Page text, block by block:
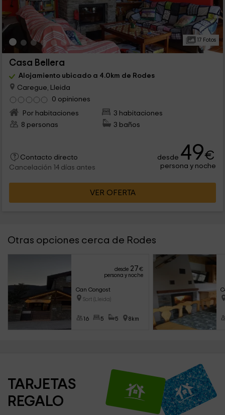
17 Fotos
Casa Bellera
Alojamiento ubicado a 4.0km de Rodes
Caregue, Lleida
0 opiniones
Por habitaciones
3 habitaciones
8 personas
3 baños
Contacto directo
Cancelación 14 días antes
desde 49€
persona y noche
VER OFERTA
Otras opciones cerca de Rodes
desde 27€
persona y noche
Can Congost
Sort (Lleida)
16 5 5 8km
TARJETAS
REGALO